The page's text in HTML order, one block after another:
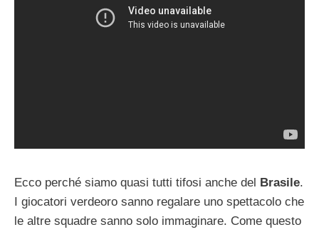
Ecco perché siamo quasi tutti tifosi anche del Brasile.
I giocatori verdeoro sanno regalare uno spettacolo che
le altre squadre sanno solo immaginare. Come questo